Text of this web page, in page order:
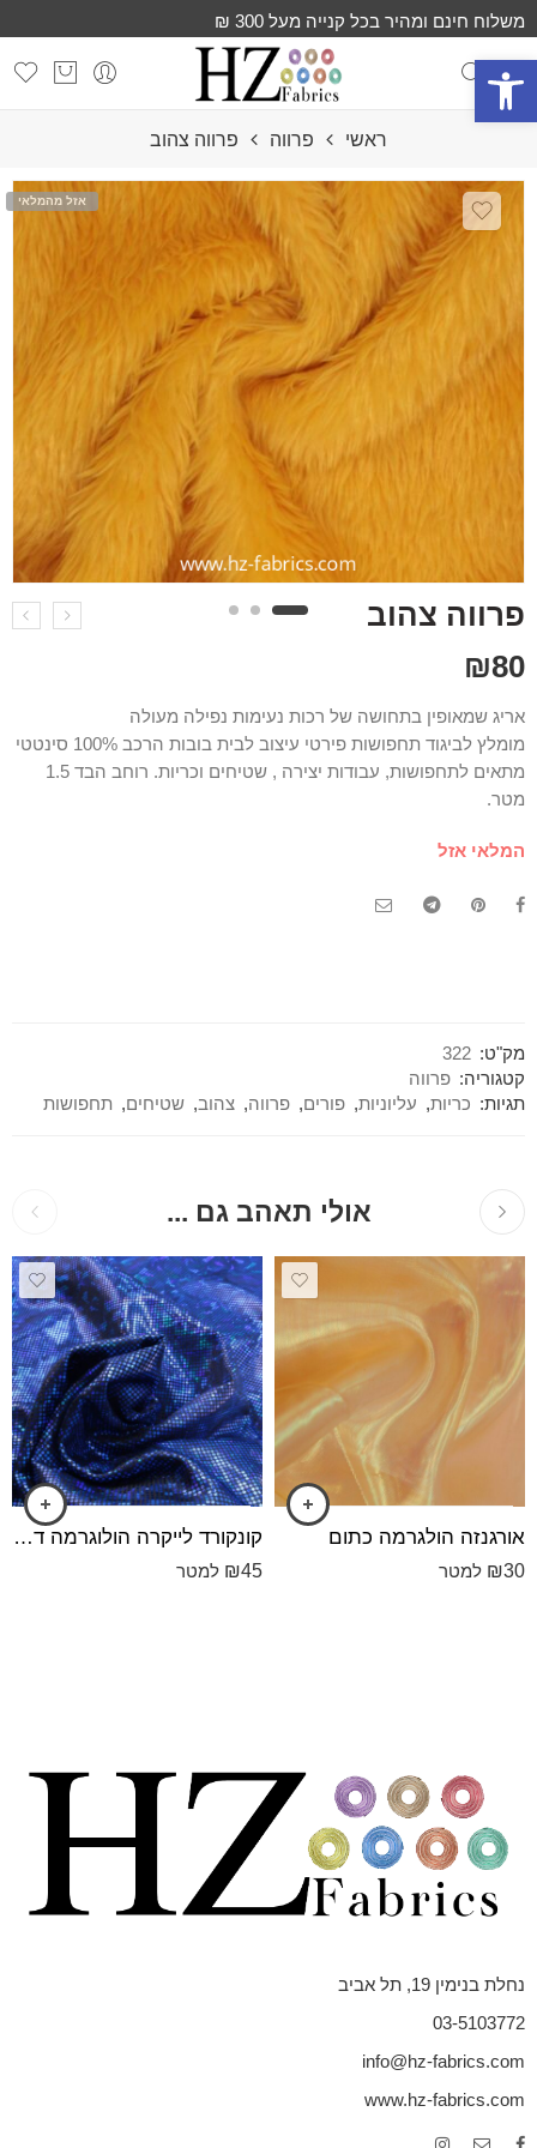
פתח סרגל נגישות
משלוח חינם ומהיר בכל קנייה מעל 300 ₪
ראשי פרווה פרווה צהוב
אזל מהמלאי
פרווה צהוב
₪80
אריג שמאופין בתחושה של רכות נעימות נפילה מעולה
מומלץ לביגוד תחפושות פירטי עיצוב לבית בובות הרכב 100% סינטטי
מתאים לתחפושות, עבודות יצירה , שטיחים וכריות. רוחב הבד 1.5
מטר.
המלאי אזל
מק"ט: 322
קטגוריה: פרווה
תגיות: כריות, עליוניות, פורים, פרווה, צהוב, שטיחים, תחפושות
אולי תאהב גם ...
אורגנזה הולגרמה כתום
₪30 למטר
קונקורד לייקרה הולוגרמה דק הולוגרמה כחול
₪45 למטר
נחלת בנימין 19, תל אביב
03-5103772
info@hz-fabrics.com
www.hz-fabrics.com